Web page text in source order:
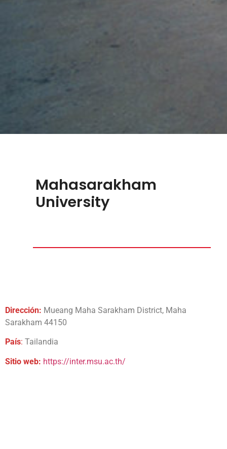
Mahasarakham
University
Dirección: Mueang Maha Sarakham District, Maha
Sarakham 44150
País: Tailandia
Sitio web: https://inter.msu.ac.th/